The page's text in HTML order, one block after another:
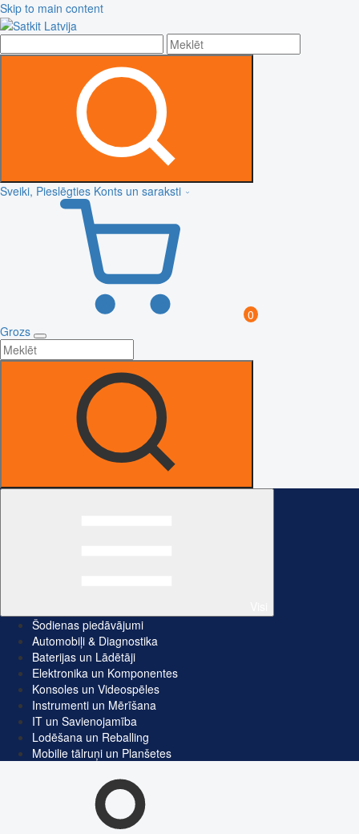
Skip to main content
Sveiki, Pieslēgties Konts un saraksti
0
Grozs
Šodienas piedāvājumi
Automobiļi & Diagnostika
Baterijas un Lādētāji
Elektronika un Komponentes
Konsoles un Videospēles
Instrumenti un Mērīšana
IT un Savienojamība
Lodēšana un Reballing
Mobilie tālruņi un Planšetes